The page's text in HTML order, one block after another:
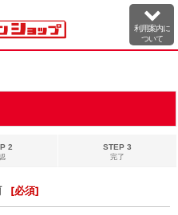
利用案内に
ついて
2
STEP 3
完了
[必須]